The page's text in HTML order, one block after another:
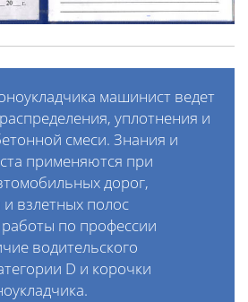
машинист ведет
уплотнения и
смеси. Знания и
применяются при
дорог,
взлетных полос
по профессии
водительского
D и корочки